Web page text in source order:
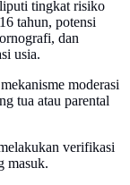
tingkat risiko
tahun, potensi
dan
usia.
moderasi
tua atau parental
verifikasi
masuk.